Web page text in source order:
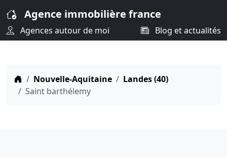
Agence immobilière france
Agences autour de moi Blog et actualités
Nouvelle-Aquitaine
Landes (40)
Saint barthélemy